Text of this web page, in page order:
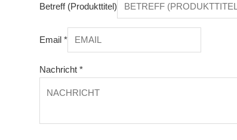
Betreff (Produkttitel)
Email *
Nachricht *